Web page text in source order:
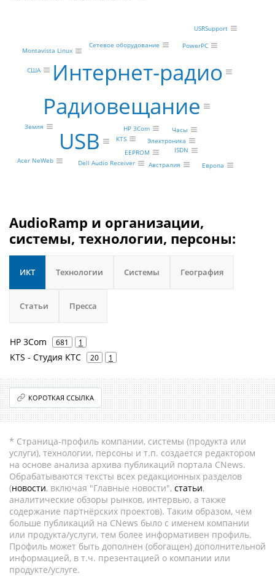
Радиовещание
Интернет-радио
USB
HP 3Com
KTS
Электроника
Часы
EEPROM ISDN
PowerPC
Сетевое оборудование
Montavista Linux
Acer NeWeb Dell Audio Receiver
США
Австралия
Земля
Европа
USRSupport
AudioRamp и организации,
системы, технологии, персоны:
ИКТ Технологии Системы География
Статьи Пресса
HP 3Com 681 1
KTS - Студия КТС 20 1
КОРОТКАЯ ССЫЛКА
* Страница-профиль компании, системы (продукта или
услуги), технологии, персоны и т.п. создается редактором
на основе анализа архива публикаций портала CNews.
Обрабатываются тексты всех редакционных разделов
(новости, включая "Главные новости", статьи,
аналитические обзоры рынков, интервью, а также
содержание партнёрских проектов). Таким образом, чем
больше публикаций на CNews было с именем компании
или продукта/услуги, тем более информативен профиль.
Профиль может быть дополнен (обогащен) дополнительной
информацией, в т.ч. презентацией о компании или
продукте/услуге.